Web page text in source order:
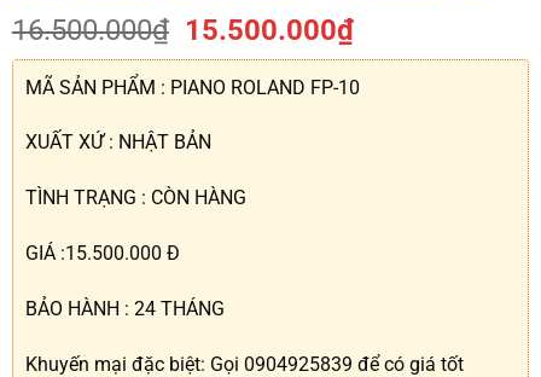
16.500.000₫ Giá
gốc
là:
15.500.000₫Giá
hiện
tại
15.500.000₫.
MÃ SẢN PHẨM : PIANO ROLAND FP-10
XUẤT XỨ : NHẬT BẢN
TÌNH TRẠNG : CÒN HÀNG
GIÁ :15.500.000 Đ
BẢO HÀNH : 24 THÁNG
Khuyến mại đặc biệt: Gọi 0904925839 để có giá tốt